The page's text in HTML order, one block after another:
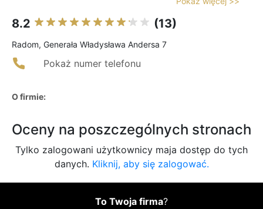
8.2 (13)
Radom, Generała Władysława Andersa 7
Pokaż numer telefonu
O firmie:
Oceny na poszczególnych stronach
Tylko zalogowani użytkownicy maja dostęp do tych
danych. Kliknij, aby się zalogować.
To Twoja firma?